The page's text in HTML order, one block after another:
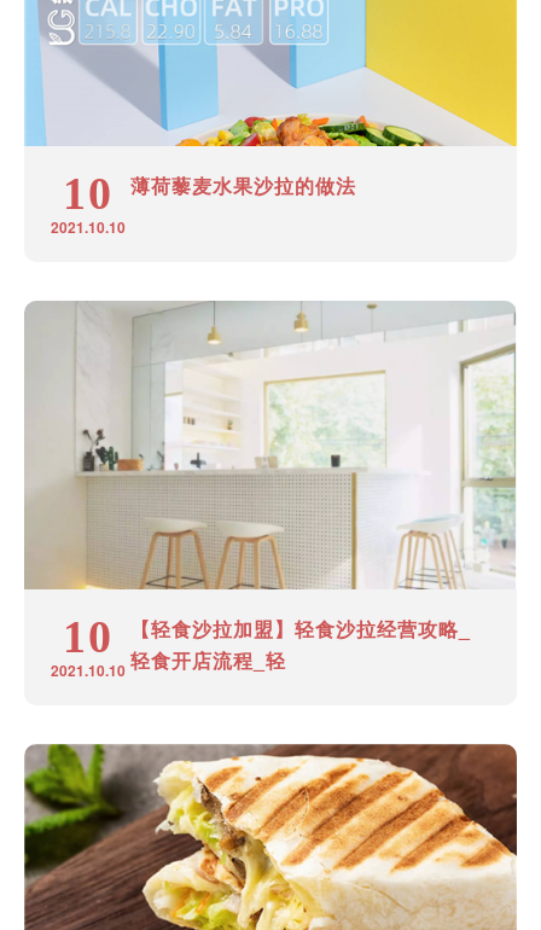
10
2021.10.10
薄荷藜麦水果沙拉的做法
10
2021.10.10
【轻食沙拉加盟】轻食沙拉经营攻略_
轻食开店流程_轻